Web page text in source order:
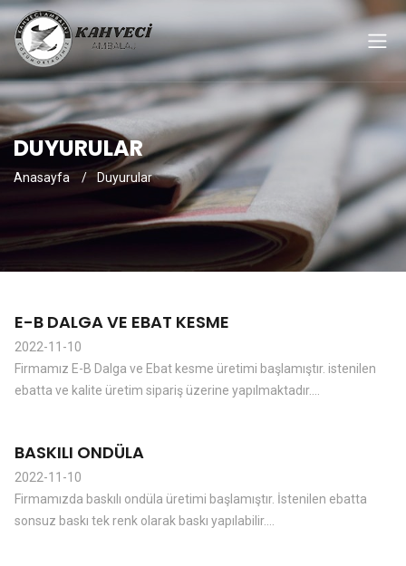
DUYURULAR
Anasayfa Duyurular
E-B DALGA VE EBAT KESME
2022-11-10
Firmamız E-B Dalga ve Ebat kesme üretimi başlamıştır. istenilen
ebatta ve kalite üretim sipariş üzerine yapılmaktadır....
BASKILI ONDÜLA
2022-11-10
Firmamızda baskılı ondüla üretimi başlamıştır. İstenilen ebatta
sonsuz baskı tek renk olarak baskı yapılabilir....